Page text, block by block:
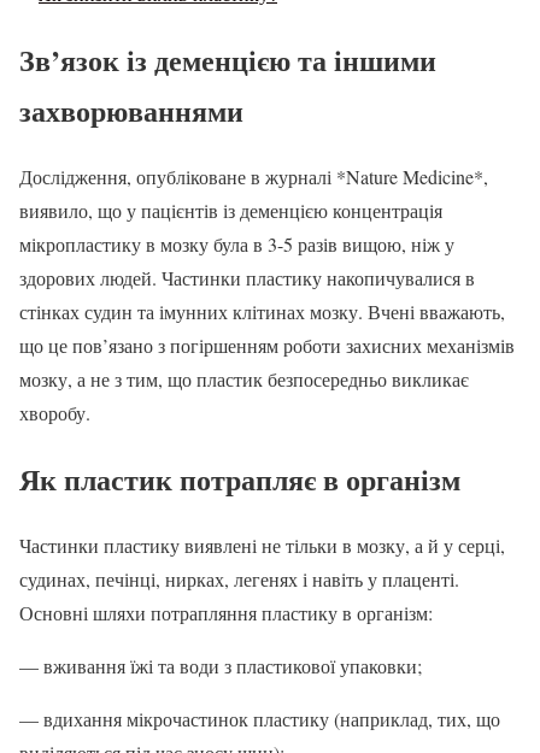
Зв’язок із деменцією та іншими
захворюваннями
Дослідження, опубліковане в журналі *Nature Medicine*,
виявило, що у пацієнтів із деменцією концентрація
мікропластику в мозку була в 3-5 разів вищою, ніж у
здорових людей. Частинки пластику накопичувалися в
стінках судин та імунних клітинах мозку. Вчені вважають,
що це пов’язано з погіршенням роботи захисних механізмів
мозку, а не з тим, що пластик безпосередньо викликає
хворобу.
Як пластик потрапляє в організм
Частинки пластику виявлені не тільки в мозку, а й у серці,
судинах, печінці, нирках, легенях і навіть у плаценті.
Основні шляхи потрапляння пластику в організм:
— вживання їжі та води з пластикової упаковки;
— вдихання мікрочастинок пластику (наприклад, тих, що